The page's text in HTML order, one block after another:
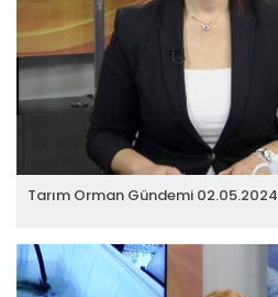
Tarım Orman Gündemi 02.05.2024